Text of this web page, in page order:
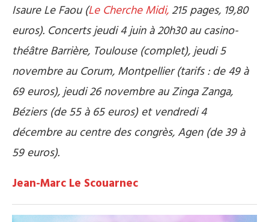
Isaure Le Faou (Le Cherche Midi,215 pages, 19,80
euros). Concerts jeudi 4 juin à 20h30 au casino-
théâtre Barrière, Toulouse (complet), jeudi 5
novembre au Corum, Montpellier (tarifs : de 49 à
69 euros), jeudi 26 novembre au Zinga Zanga,
Béziers (de 55 à 65 euros) et vendredi 4
décembre au centre des congrès, Agen (de 39 à
59 euros).
Jean-Marc Le Scouarnec